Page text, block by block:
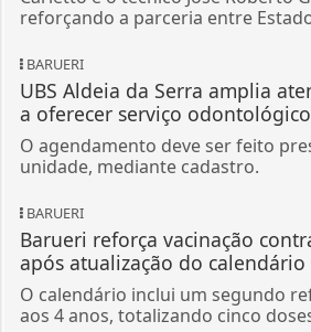
reforçando a parceria entre
BARUERI
UBS Aldeia da Serra amplia
a oferecer serviço
O agendamento deve ser feito
unidade, mediante cadastro.
BARUERI
Barueri reforça vacinação
após atualização do calendário
O calendário inclui um segundo
aos 4 anos, totalizando cinco